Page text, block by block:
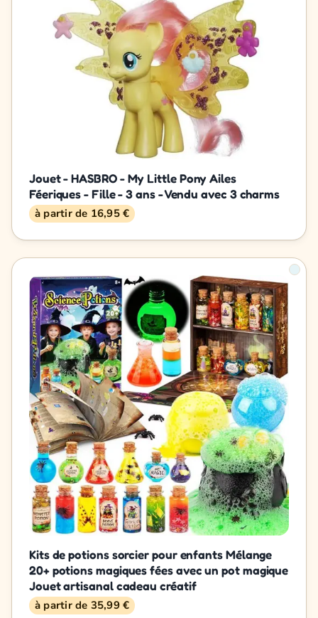
Jouet - HASBRO - My Little Pony Ailes
Féeriques - Fille - 3 ans - Vendu avec 3 charms
à partir de 16,95 €
Kits de potions sorcier pour enfants Mélange
20+ potions magiques fées avec un pot magique
Jouet artisanal cadeau créatif
à partir de 35,99 €